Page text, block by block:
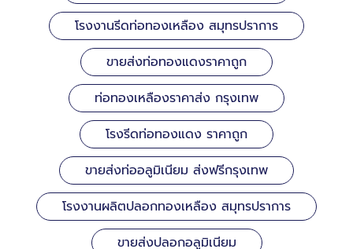
โรงงานรีดท่อทองเหลือง สมุทรปราการ
ขายส่งท่อทองแดงราคาถูก
ท่อทองเหลืองราคาส่ง กรุงเทพ
โรงรีดท่อทองแดง ราคาถูก
ขายส่งท่ออลูมิเนียม ส่งฟรีกรุงเทพ
โรงงานผลิตปลอกทองเหลือง สมุทรปราการ
ขายส่งปลอกอลูมิเนียม